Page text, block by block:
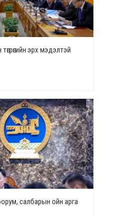
эрх мэдэлтэй
салбарын ойн арга